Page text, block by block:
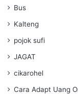
Bus
Kalteng
pojok sufi
JAGAT
cikarohel
Cara Adapt Uang